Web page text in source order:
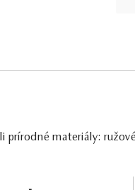
materiály: